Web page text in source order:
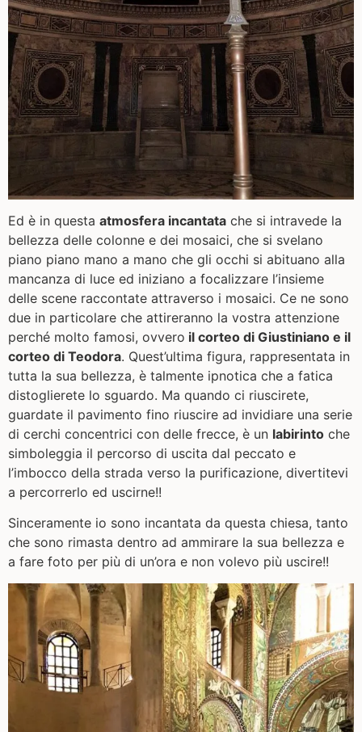
Ed è in questa atmosfera incantata che si intravede la
bellezza delle colonne e dei mosaici, che si svelano
piano piano mano a mano che gli occhi si abituano alla
mancanza di luce ed iniziano a focalizzare l’insieme
delle scene raccontate attraverso i mosaici. Ce ne sono
due in particolare che attireranno la vostra attenzione
perché molto famosi, ovvero il corteo di Giustiniano e il
corteo di Teodora. Quest’ultima figura, rappresentata in
tutta la sua bellezza, è talmente ipnotica che a fatica
distoglierete lo sguardo. Ma quando ci riuscirete,
guardate il pavimento fino riuscire ad invidiare una serie
di cerchi concentrici con delle frecce, è un labirinto che
simboleggia il percorso di uscita dal peccato e
l’imbocco della strada verso la purificazione, divertitevi
a percorrerlo ed uscirne!!
Sinceramente io sono incantata da questa chiesa, tanto
che sono rimasta dentro ad ammirare la sua bellezza e
a fare foto per più di un’ora e non volevo più uscire!!